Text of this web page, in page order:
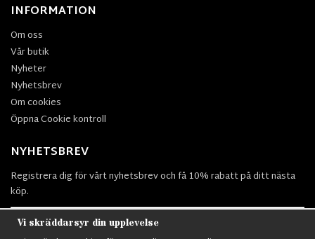
INFORMATION
Om oss
Vår butik
Nyheter
Nyhetsbrev
Om cookies
Öppna Cookie kontroll
NYHETSBREV
Registrera dig för vårt nyhetsbrev och få 10% rabatt på ditt nästa
köp.
Vi skräddarsyr din upplevelse